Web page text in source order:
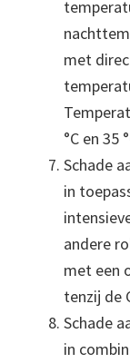
met
°C en 35
Schade
in
andere
met een
tenzij de
Schade
in